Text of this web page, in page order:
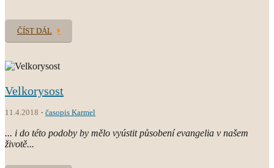
ČÍST DÁL
Velkorysost
11.4.2018 časopis Karmel
... i do této podoby by mělo vyústit působení evangelia v našem
životě...